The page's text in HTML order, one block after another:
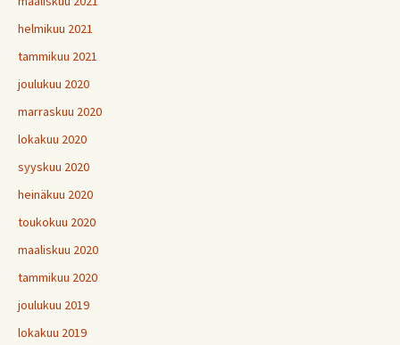
helmikuu 2021
tammikuu 2021
joulukuu 2020
marraskuu 2020
lokakuu 2020
syyskuu 2020
heinäkuu 2020
toukokuu 2020
maaliskuu 2020
tammikuu 2020
joulukuu 2019
lokakuu 2019